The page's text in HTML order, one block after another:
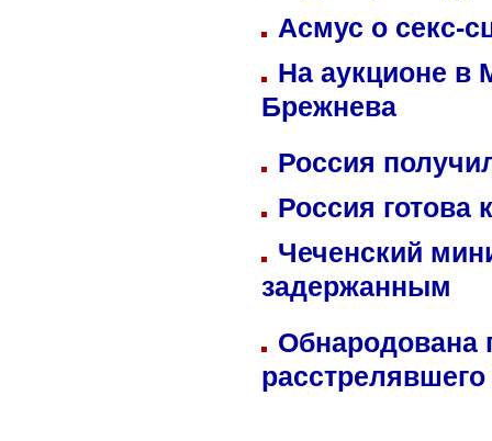
Асмус о секс-
На аукционе в
Брежнева
Россия
Россия готова
Чеченский
задержанным
Обнародована